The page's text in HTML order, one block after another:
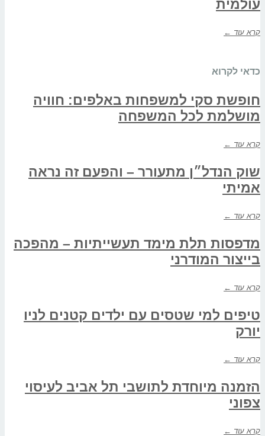
עולמית
קרא עוד ←
כדאי לקרוא
חופשת סקי למשפחות באלפים: חוויה
מושלמת לכל המשפחה
קרא עוד ←
שוק הנדל״ן מתעורר – והפעם זה נראה
אמיתי
קרא עוד ←
מדפסות תלת מימד תעשייתיות – מהפכה
בייצור המודרני
קרא עוד ←
טיפים למי שטסים עם ילדים קטנים לניו
יורק
קרא עוד ←
הזמנה מיוחדת לתושבי תל אביב לעיסוי
צפוני
קרא עוד ←